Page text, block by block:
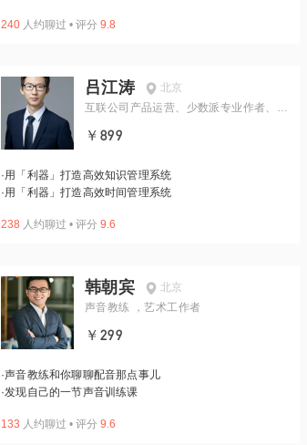
240 人约聊过 • 评分 9.8
吕江涛
北京
互联公司产品运营、少数派专业作者、E
￥899
·用「利器」打造高效知识管理系统
·用「利器」打造高效时间管理系统
238 人约聊过 • 评分 9.6
韩朝宾
北京
声音教练 ，艺术工作者
￥299
·声音教练和你聊聊配音那点事儿
·发现自己的一节声音训练课
133 人约聊过 • 评分 9.6